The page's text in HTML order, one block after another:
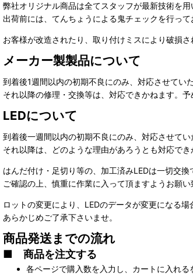
弊社オリジナル商品は全てスタッフが最新技術を用
出荷前には、てんちょうによる鬼チェックを行っ
お客様が改造されたり、取り付けミスにより破損
メーカー製製品について
到着後1週間以内の初期不良にのみ、対応させてい
それ以降の修理・交換等は、対応できかねます。予
LEDについて
到着後一週間以内の初期不良にのみ、対応させてい
それ以降は、どのような理由があろうとも対応でき
はんだ付け・足切り等の、加工済みLEDは一切交換
ご確認の上、慎重に作業に入って頂ますようお願い
ロットの変更により、LEDのデータが変更になる場
あらかじめご了承下さいませ。
商品発送までの流れ
■ 商品を注文する
各ページで購入数を入力し、カートに入れる